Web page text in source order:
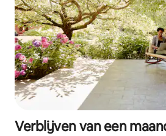
Verblijven van een